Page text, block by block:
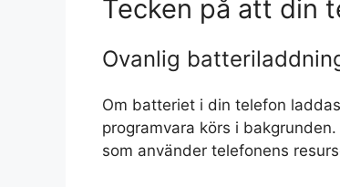
Tecken på att din
Ovanlig
Om batteriet i din telefon
programvara körs i
som använder telefonens